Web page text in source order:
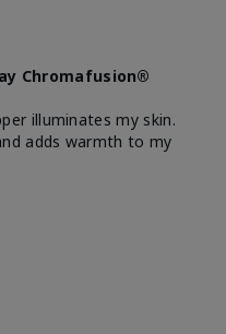
Chromafusion®
illuminates my skin.
adds warmth to my